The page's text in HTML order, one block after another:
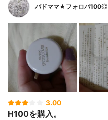
バドママ★フォロバ100◎
3.00
H100を購入。